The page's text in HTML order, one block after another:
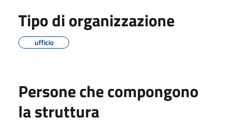
Tipo di organizzazione
ufficio
Persone che compongono
la struttura